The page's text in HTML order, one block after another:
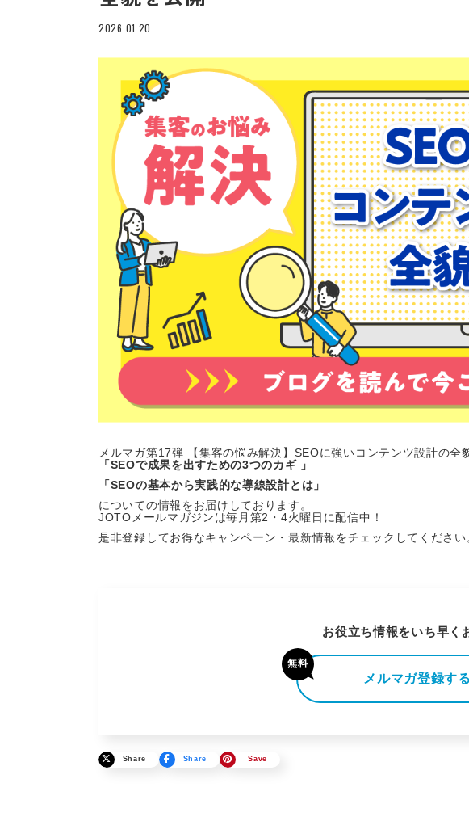
2026.01.20
メルマガ第17弾 【集客の悩み解決】SEOに強いコンテンツ設計の全
「SEOで成果を出すための3つのカギ 」
「SEOの基本から実践的な導線設計とは 」
についての情報をお届けしております。
JOTOメールマガジンは毎月第2・4火曜日に配信中！
是非登録してお得なキャンペーン・最新情報をチェックしてください
お役立ち情報をいち早く
無料
メルマガ登録する
Share Share Save